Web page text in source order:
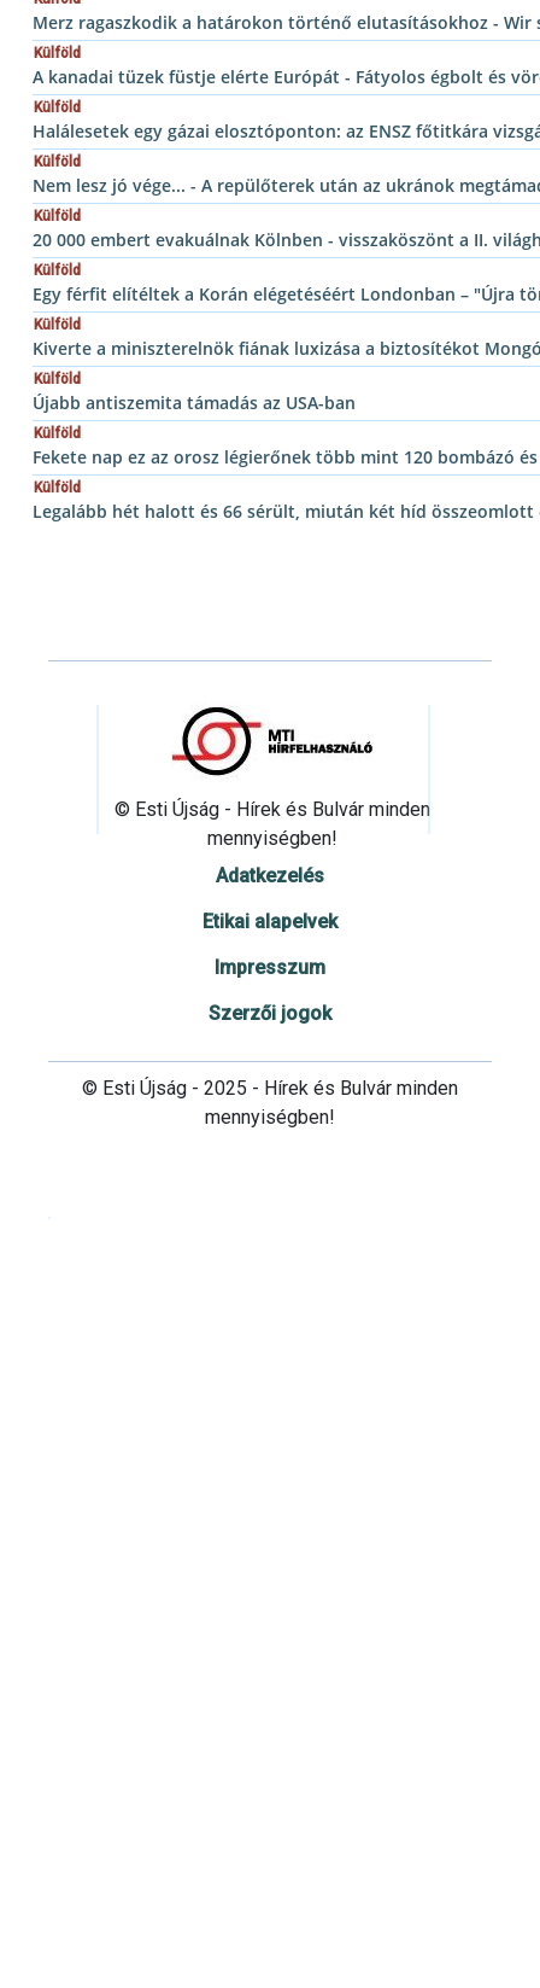
Merz ragaszkodik a határokon történő elutasításokhoz - Wir
Külföld
A kanadai tüzek füstje elérte Európát - Fátyolos égbolt és
Külföld
Halálesetek egy gázai elosztóponton: az ENSZ főtitkára
Külföld
Nem lesz jó vége... - A repülőterek után az ukránok
Külföld
20 000 embert evakuálnak Kölnben - visszaköszönt a II.
Külföld
Egy férfit elítéltek a Korán elégetéséért Londonban – "Újra
Külföld
Kiverte a miniszterelnök fiának luxizása a biztosítékot
Külföld
Újabb antiszemita támadás az USA-ban
Külföld
Fekete nap ez az orosz légierőnek több mint 120 bombázó
Külföld
Legalább hét halott és 66 sérült, miután két híd
© Esti Újság - Hírek és Bulvár minden
mennyiségben!
Adatkezelés
Etikai alapelvek
Impresszum
Szerzői jogok
© Esti Újság - 2025 - Hírek és Bulvár minden
mennyiségben!